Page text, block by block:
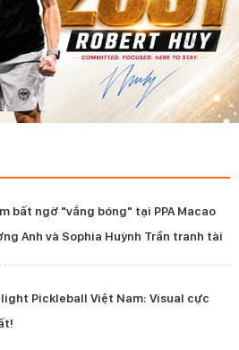
bất ngờ "vắng bóng" tại PPA Macao
Anh và Sophia Huỳnh Trần tranh tài
Pickleball Việt Nam: Visual cực